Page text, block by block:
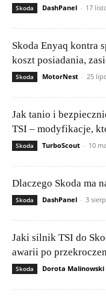
Skoda DashPanel - 17
Skoda Enyaq kontra
koszt posiadania,
Skoda MotorNest - 25
Jak tanio i
TSI – modyfikacje,
Skoda TurboScout - 10
Dlaczego Skoda ma
Skoda DashPanel - 3
Jaki silnik TSI do
awarii po
Skoda Dorota Malinowski